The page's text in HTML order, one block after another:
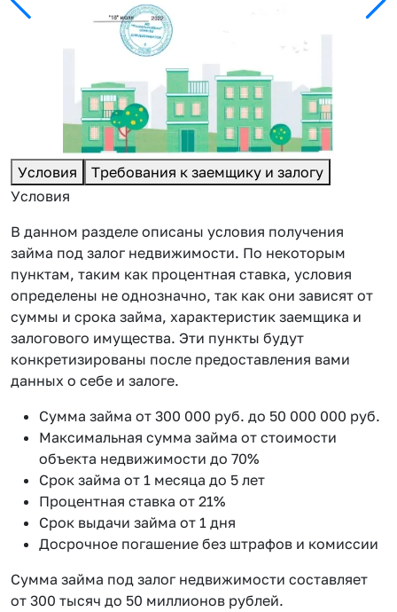
Условия
Требования к заемщику и залогу
Условия
В данном разделе описаны условия получения
займа под залог недвижимости. По некоторым
пунктам, таким как процентная ставка, условия
определены не однозначно, так как они зависят от
суммы и срока займа, характеристик заемщика и
залогового имущества. Эти пункты будут
конкретизированы после предоставления вами
данных о себе и залоге.
Сумма займа от 300 000 руб. до 50 000 000 руб.
Максимальная сумма займа от стоимости
объекта недвижимости до 70%
Срок займа от 1 месяца до 5 лет
Процентная ставка от 21%
Срок выдачи займа от 1 дня
Досрочное погашение без штрафов и комиссии
Сумма займа под залог недвижимости составляет
от 300 тысяч до 50 миллионов рублей.